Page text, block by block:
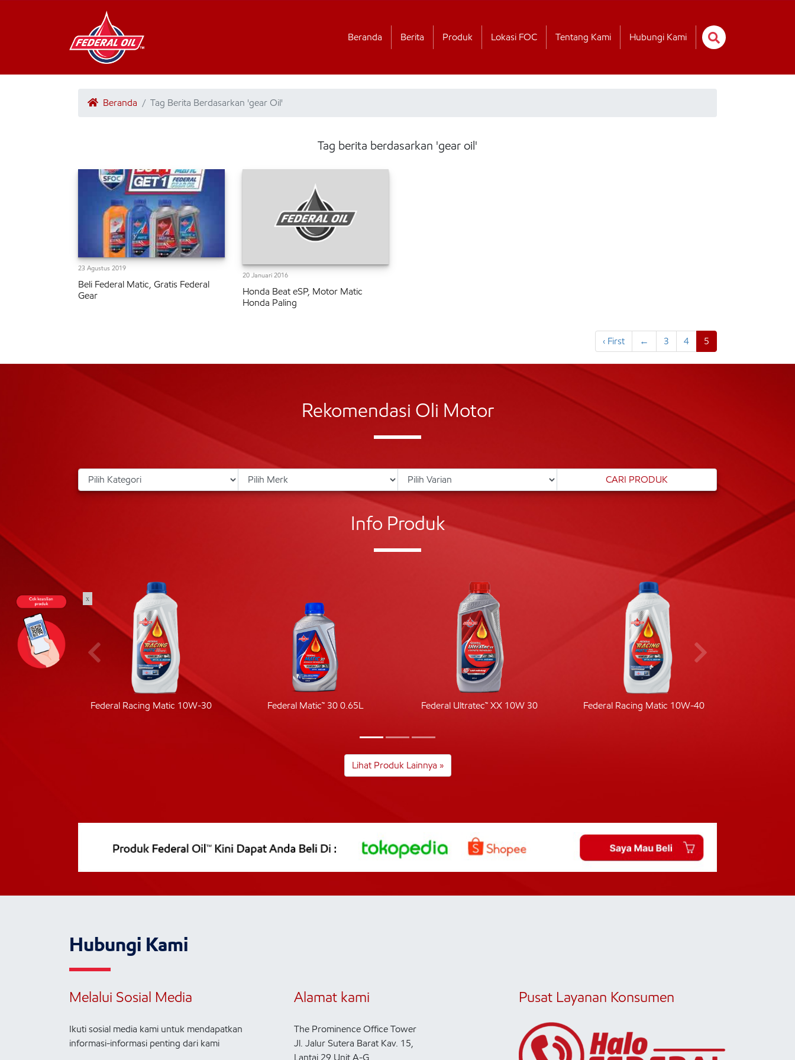
Beranda Berita Produk Lokasi FOC Tentang Kami Hubungi Kami
Beranda Tag Berita Berdasarkan 'gear Oil'
Tag berita berdasarkan 'gear oil'
23 Agustus 2019
Beli Federal Matic, Gratis Federal
Gear
20 Januari 2016
Honda Beat eSP, Motor Matic
Honda Paling
‹ First ← 3 4 5
Rekomendasi Oli Motor
Info Produk
Federal Racing Matic 10W-30 Federal Matic™ 30 0.65L Federal Ultratec™ XX 10W 30 Federal Racing Matic 10W-40
Lihat Produk Lainnya »
Hubungi Kami
Melalui Sosial Media
Ikuti sosial media kami untuk mendapatkan
informasi-informasi penting dari kami
Alamat kami
The Prominence Office Tower
Jl. Jalur Sutera Barat Kav. 15,
Lantai 29 Unit A-G
Pusat Layanan Konsumen
x